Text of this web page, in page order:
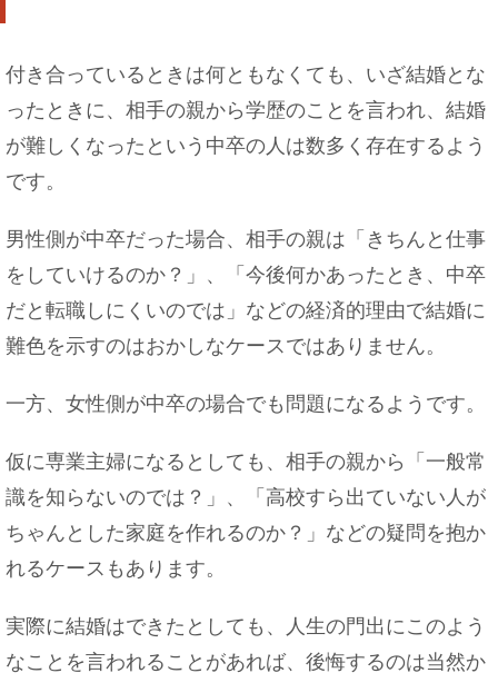
付き合っているときは何ともなくても、いざ結婚とな
ったときに、相手の親から学歴のことを言われ、結婚
が難しくなったという中卒の人は数多く存在するよう
です。
男性側が中卒だった場合、相手の親は「きちんと仕事
をしていけるのか？」、「今後何かあったとき、中卒
だと転職しにくいのでは」などの経済的理由で結婚に
難色を示すのはおかしなケースではありません。
一方、女性側が中卒の場合でも問題になるようです。
仮に専業主婦になるとしても、相手の親から「一般常
識を知らないのでは？」、「高校すら出ていない人が
ちゃんとした家庭を作れるのか？」などの疑問を抱か
れるケースもあります。
実際に結婚はできたとしても、人生の門出にこのよう
なことを言われることがあれば、後悔するのは当然か